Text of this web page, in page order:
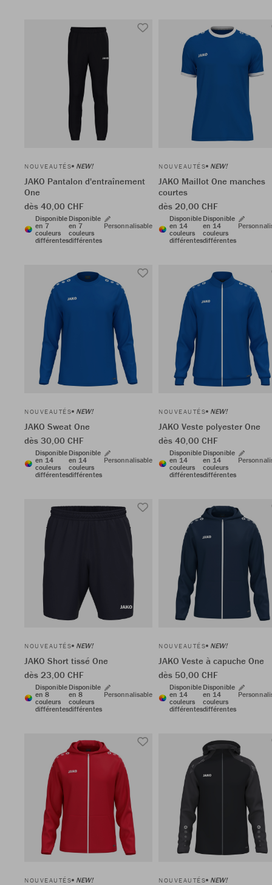
NOUVEAUTÉS NEW!
JAKO Pantalon d'entraînement
One
dès 40,00 CHF
Disponible
en 7
couleurs
différentes
Disponible
en 7
couleurs
différentes
Personnalisable
NOUVEAUTÉS NEW!
JAKO Maillot One manches
courtes
dès 20,00 CHF
Disponible
en 14
couleurs
différentes
Disponible
en 14
couleurs
différentes
NOUVEAUTÉS NEW!
JAKO Sweat One
dès 30,00 CHF
Disponible
en 14
couleurs
différentes
Disponible
en 14
couleurs
différentes
Personnalisable
NOUVEAUTÉS NEW!
JAKO Veste polyester One
dès 40,00 CHF
Disponible
en 14
couleurs
différentes
Disponible
en 14
couleurs
différentes
NOUVEAUTÉS NEW!
JAKO Short tissé One
dès 23,00 CHF
Disponible
en 8
couleurs
différentes
Disponible
en 8
couleurs
différentes
Personnalisable
NOUVEAUTÉS NEW!
JAKO Veste à capuche One
dès 50,00 CHF
Disponible
en 14
couleurs
différentes
Disponible
en 14
couleurs
différentes
NOUVEAUTÉS NEW! NOUVEAUTÉS NEW!